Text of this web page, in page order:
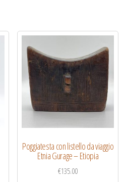
Poggiatesta con listello da viaggio
Etnia Gurage – Etiopia
€135.00